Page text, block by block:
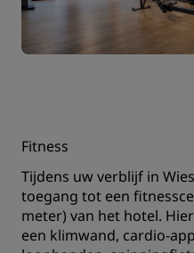
Fitness
Tijdens uw verblijf in
toegang tot een
meter) van het hotel.
een klimwand, cardio-